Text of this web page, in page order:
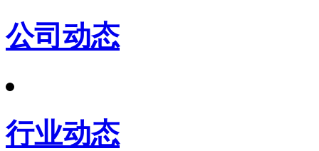
公司动态
行业动态